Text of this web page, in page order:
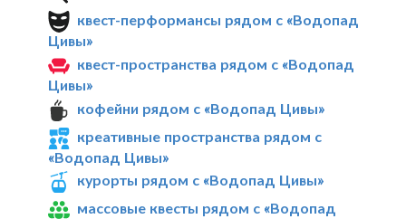
квест-перформансы рядом с «Водопад
Цивы»
квест-пространства рядом с «Водопад
Цивы»
кофейни рядом с «Водопад Цивы»
креативные пространства рядом с
«Водопад Цивы»
курорты рядом с «Водопад Цивы»
массовые квесты рядом с «Водопад